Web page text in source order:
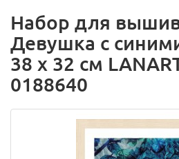
Набор для
Девушка с
38 х 32 см
0188640